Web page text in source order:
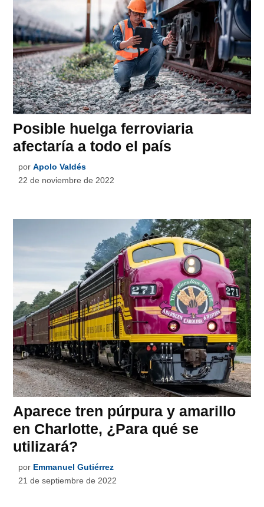
Posible huelga ferroviaria
afectaría a todo el país
por Apolo Valdés
22 de noviembre de 2022
Aparece tren púrpura y amarillo
en Charlotte, ¿Para qué se
utilizará?
por Emmanuel Gutiérrez
21 de septiembre de 2022